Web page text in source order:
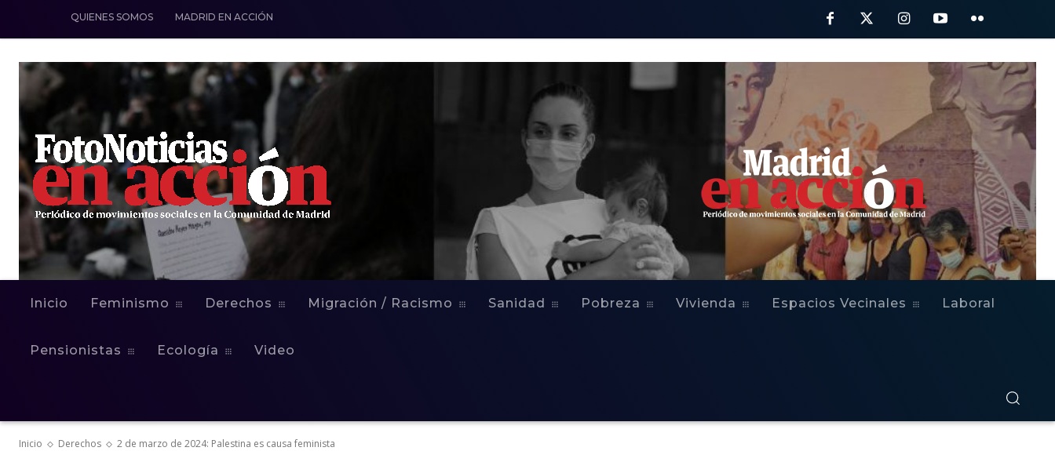
QUIENES SOMOS MADRID EN ACCIÓN
Inicio Feminismo Derechos Migración / Racismo Sanidad Pobreza Vivienda Espacios Vecinales Laboral
Pensionistas Ecología Video
Inicio Derechos 2 de marzo de 2024: Palestina es causa feminista
2 de marzo de 2024: Palestina es
causa feminista